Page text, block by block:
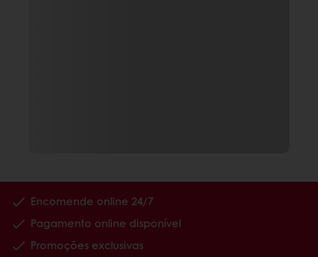
Encomende online 24/7
Pagamento online disponível
Promoções exclusivas